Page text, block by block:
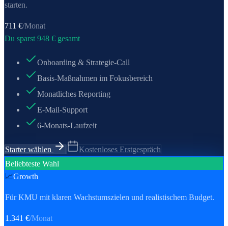
starten.
711 €/Monat
Du sparst 948 € gesamt
Onboarding & Strategie-Call
Basis-Maßnahmen im Fokusbereich
Monatliches Reporting
E-Mail-Support
6-Monats-Laufzeit
Starter wählen
Kostenloses Erstgespräch
Beliebteste Wahl
📈Growth
Für KMU mit klaren Wachstumszielen und realistischem Budget.
1.341 €/Monat